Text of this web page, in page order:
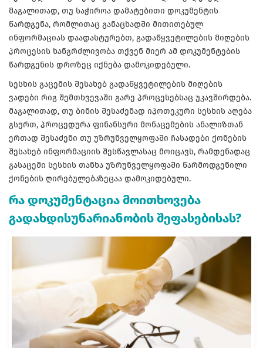
მაგალითად, თუ საჭიროა დამატებითი დოკუმენტის
წარდგენა, რომლითაც განაცხადში მითითებულ
ინფორმაციას დაადასტურებთ, გადაწყვეტილების მიღების
პროცესის ხანგრძლივობა თქვენ მიერ ამ დოკუმენტების
წარდგენის დროზეც იქნება დამოკიდებული.
სესხის გაცემის შესახებ გადაწყვეტილების მიღების
ვადები რიგ შემთხვევაში გარე პროცესებსაც უკავშირდება.
მაგალითად, თუ ბინის შესაძენად იპოთეკური სესხის აღება
გსურთ, პროცედურა ფინანსური მონაცემების ანალიზთან
ერთად შესაძენი თუ უზრუნველყოფაში ჩასადები ქონების
შესახებ ინფორმაციის შესწავლასაც მოიცავს, რამდენადაც
გასაცემი სესხის თანხა უზრუნველყოფაში წარმოდგენილი
ქონების ღირებულებაზეცაა დამოკიდებული.
რა დოკუმენტაცია მოითხოვება
გადახდისუნარიანობის შეფასებისას?